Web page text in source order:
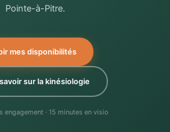
Pointe-à-Pitre.
mes disponibilités
sur la kinésiologie
engagement · 15 minutes en visio